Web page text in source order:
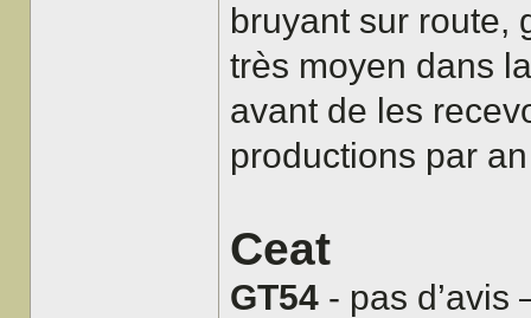
bruyant sur route,
très moyen dans
avant de les
productions par
Ceat
GT54 - pas d’avis